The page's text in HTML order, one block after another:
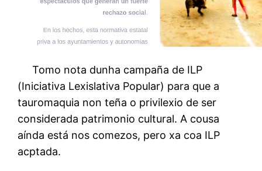
Tomo nota dunha campaña de ILP
(Iniciativa Lexislativa Popular) para que a
tauromaquia non teña o privilexio de ser
considerada patrimonio cultural. A cousa
aínda está nos comezos, pero xa coa ILP
acptada.